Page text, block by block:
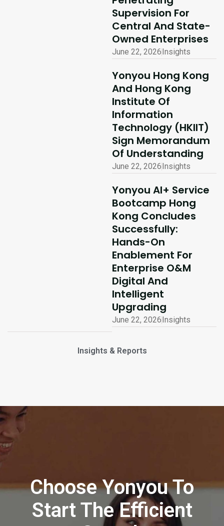
Insights & Reports
Read More
Supervision For
Central And State-
Owned Enterprises
June 22, 2026Insights
Yonyou Hong Kong
And Hong Kong
Institute Of
Information
Technology (HKIIT)
Sign Memorandum
Of Understanding
June 22, 2026Insights
Yonyou AI+ Service
Bootcamp Hong
Kong Concludes
Successfully:
Hands-On
Enablement For
Enterprise O&M
Digital And
Intelligent
Upgrading
June 22, 2026Insights
Choose Yonyou To
Start The Efficient